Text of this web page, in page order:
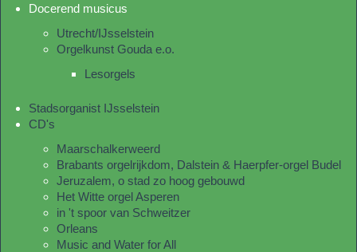
Docerend musicus
Utrecht/IJsselstein
Orgelkunst Gouda e.o.
Lesorgels
Stadsorganist IJsselstein
CD's
Maarschalkerweerd
Brabants orgelrijkdom, Dalstein & Haerpfer-orgel Budel
Jeruzalem, o stad zo hoog gebouwd
Het Witte orgel Asperen
in 't spoor van Schweitzer
Orleans
Music and Water for All